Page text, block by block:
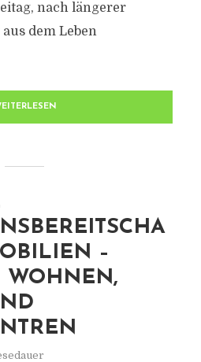
nach längerer
dem Leben
–
WOHNEN,